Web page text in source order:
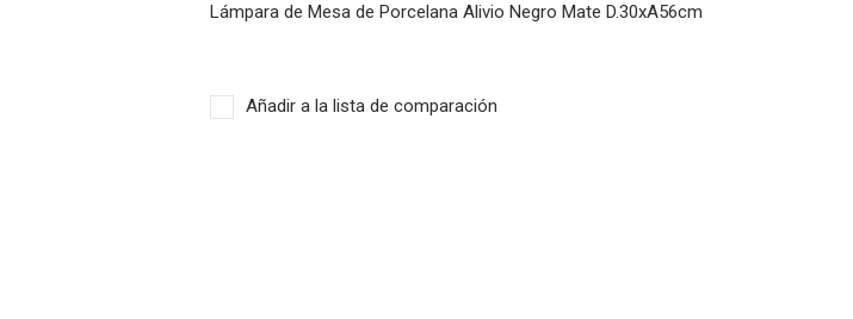
Lámpara de Mesa de Porcelana Alivio Negro Mate D.30xA56cm
Añadir a la lista de comparación